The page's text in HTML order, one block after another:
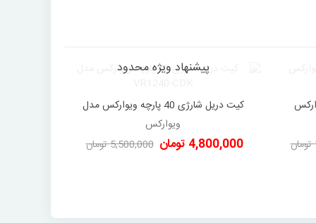
دوست داشتن
پیشنهاد ویژه محدود
کیت دریل شارژی 40 پارچه ویوارکس مدل
VR1240-CDK
ویوارکس
4,800,000 تومان
5,500,000 تومان